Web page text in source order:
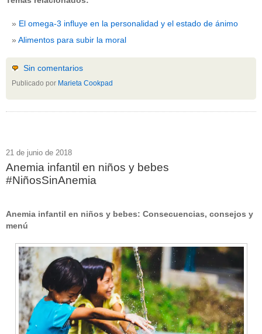
corazon(1)
dietas(10)
embarazo
nutricion(3)
obesidad(12)
Sin categoría(438)
vitaminas(10)
RSS - Entradas
ADMINISTRAR
El omega-3 influye en la personalidad y el estado de ánimo
Alimentos para subir la moral
Sin comentarios
Publicado por Marieta Cookpad
21 de junio de 2018
Anemia infantil en niños y bebes
#NiñosSinAnemia
Anemia infantil en niños y bebes: Consecuencias, consejos y
menú